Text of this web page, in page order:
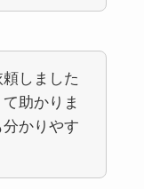
しました
助かりま
かりやす